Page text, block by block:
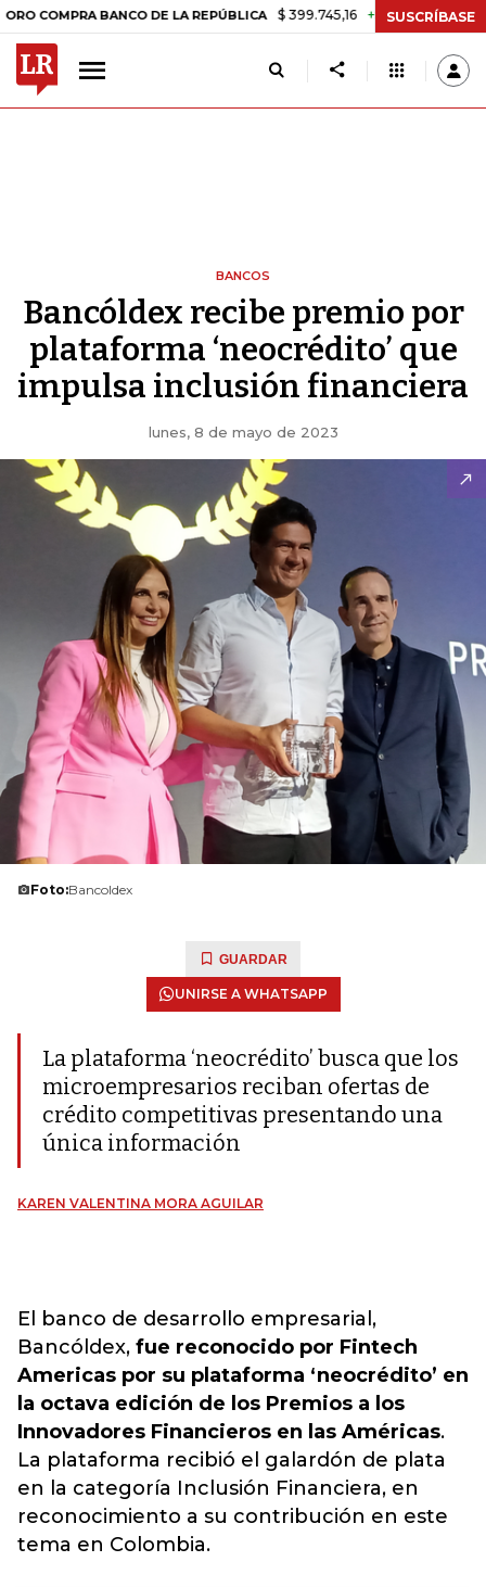
BANCO DE LA REPÚBLICA $ 399.745,16 +$ 2.295,71 +0,58%
SUSCRÍBASE
BANCOS
Bancóldex recibe premio por
plataforma ‘neocrédito’ que
impulsa inclusión financiera
lunes, 8 de mayo de 2023
Foto:Bancoldex
GUARDAR
UNIRSE A WHATSAPP
La plataforma ‘neocrédito’ busca que los
microempresarios reciban ofertas de
crédito competitivas presentando una
única información
KAREN VALENTINA MORA AGUILAR
El banco de desarrollo empresarial,
Bancóldex, fue reconocido por Fintech
Americas por su plataforma ‘neocrédito’ en
la octava edición de los Premios a los
Innovadores Financieros en las Américas.
La plataforma recibió el galardón de plata
en la categoría Inclusión Financiera, en
reconocimiento a su contribución en este
tema en Colombia.